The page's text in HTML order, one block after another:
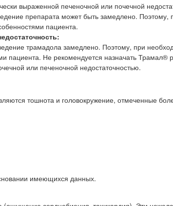
выраженной печеночной или почечной
препарата может быть замедлено. Поэтому,
пациента.
трамадола замедлено. Поэтому, при
пациента. Не рекомендуется назначать Трамал®
или печеночной недостаточностью.
тошнота и головокружение, отмеченные
имеющихся данных.